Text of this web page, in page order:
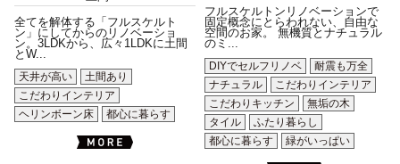
全てを解体する「フルスケルト
ン」にしてからのリノベーショ
ン。3LDKから、広々1LDKに土間
とW...
天井が高い
土間あり
こだわりインテリア
ヘリンボーン床
都心に暮らす
フルスケルトンリノベーションで
固定概念にとらわれない、自由な
空間のお家。 無機質とナチュラル
のミ...
DIYでセルフリノベ
耐震も万全
ナチュラル
こだわりインテリア
こだわりキッチン
無垢の木
タイル
ふたり暮らし
都心に暮らす
緑がいっぱい